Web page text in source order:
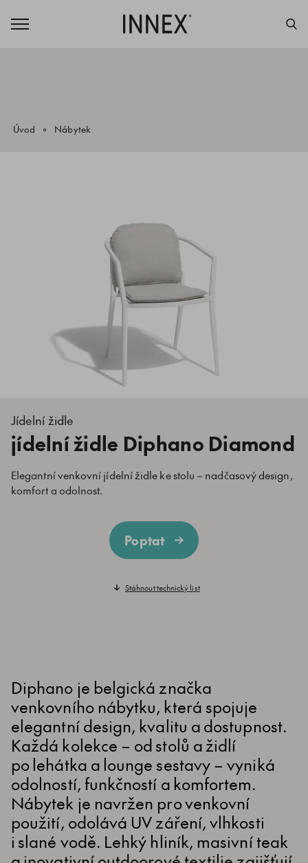
Úvod Nábytek
Jídelní židle
jídelní židle Diphano Diamond
Elegantní venkovní jídelní židle ke stolu – nadčasový design,
komfort a odolnost.
Poptat
Stáhnout technický list
Diphano je belgická značka
venkovního nábytku, která spojuje
elegantní design, kvalitu a dostupnost.
Každá kolekce – od stolů a židlí
po lehátka a lounge sestavy – vyniká
odolností, funkčností a komfortem.
Nábytek je navržen pro venkovní
použití, odolává UV záření, vlhkosti
i slané vodě. Lehký hliník, masivní teak